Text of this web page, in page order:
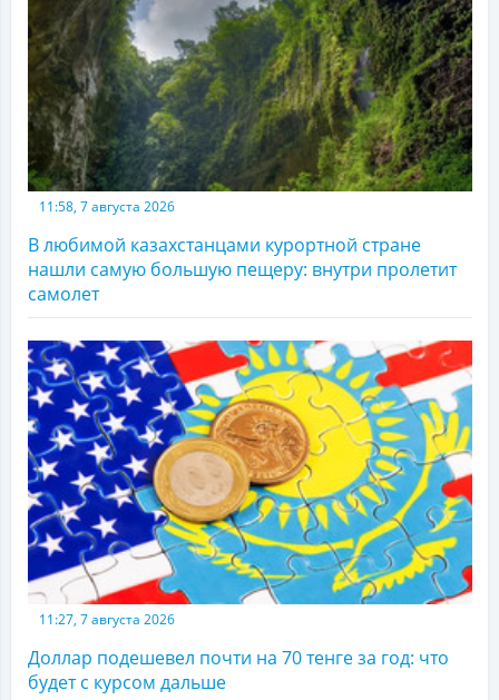
11:58, 7 августа 2026
В любимой казахстанцами курортной стране
нашли самую большую пещеру: внутри пролетит
самолет
11:27, 7 августа 2026
Доллар подешевел почти на 70 тенге за год: что
будет с курсом дальше